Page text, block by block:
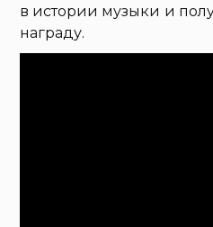
в истории музыки и
награду.